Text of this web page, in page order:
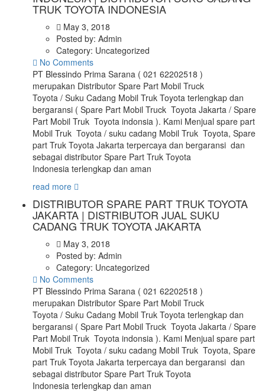
TRUK TOYOTA INDONESIA
May 3, 2018
Posted by: Admin
Category: Uncategorized
No Comments
PT Blessindo Prima Sarana ( 021 62202518 )
merupakan Distributor Spare Part Mobil Truck
Toyota / Suku Cadang Mobil Truk Toyota terlengkap dan
bergaransi ( Spare Part Mobil Truck Toyota Jakarta / Spare
Part Mobil Truk Toyota indonsia ). Kami Menjual spare part
Mobil Truk Toyota / suku cadang Mobil Truk Toyota, Spare
part Truk Toyota Jakarta terpercaya dan bergaransi dan
sebagai distributor Spare Part Truk Toyota
Indonesia terlengkap dan aman
read more
DISTRIBUTOR SPARE PART TRUK TOYOTA
JAKARTA | DISTRIBUTOR JUAL SUKU
CADANG TRUK TOYOTA JAKARTA
May 3, 2018
Posted by: Admin
Category: Uncategorized
No Comments
PT Blessindo Prima Sarana ( 021 62202518 )
merupakan Distributor Spare Part Mobil Truck
Toyota / Suku Cadang Mobil Truk Toyota terlengkap dan
bergaransi ( Spare Part Mobil Truck Toyota Jakarta / Spare
Part Mobil Truk Toyota indonsia ). Kami Menjual spare part
Mobil Truk Toyota / suku cadang Mobil Truk Toyota, Spare
part Truk Toyota Jakarta terpercaya dan bergaransi dan
sebagai distributor Spare Part Truk Toyota
Indonesia terlengkap dan aman